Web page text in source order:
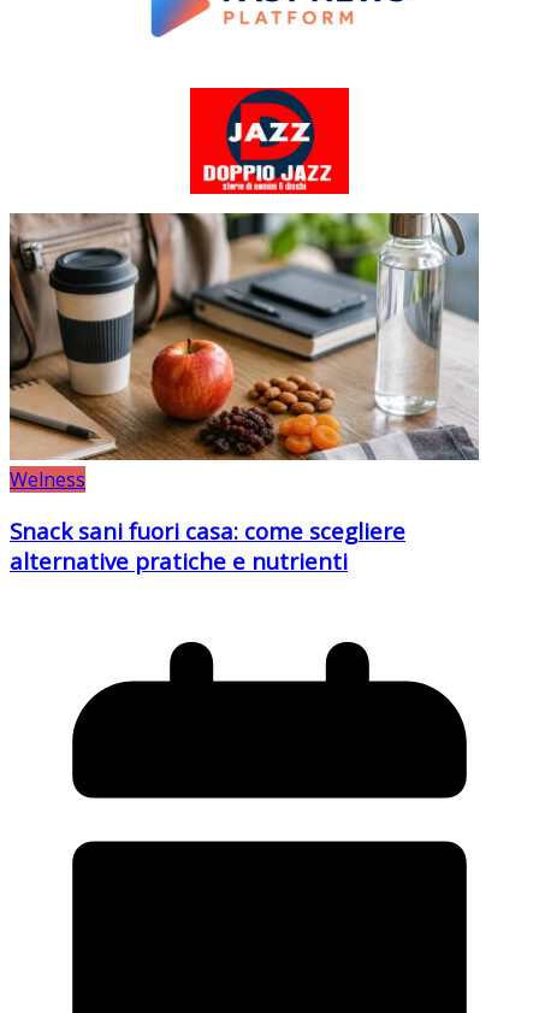
Welness
Snack sani fuori casa: come scegliere
alternative pratiche e nutrienti